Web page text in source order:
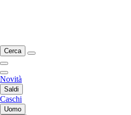
Cerca
Novità
Saldi
Caschi
Uomo